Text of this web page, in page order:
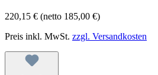
220,15 € (netto 185,00 €)
Preis inkl. MwSt. zzgl. Versandkosten